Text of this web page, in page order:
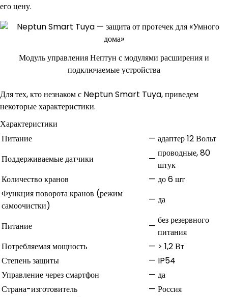
его цену.
Модуль управления Нептун с модулями расширения и
подключаемые устройства
Для тех, кто незнаком с Neptun Smart Tuya, приведем
некоторые характеристики.
Характеристики
Питание
— адаптер 12 Вольт
Поддерживаемые датчики
—
проводные, 80
штук
Количество кранов
— до 6 шт
Функция поворота кранов (режим
самоочистки)
— да
Питание —
без резервного
питания
Потребляемая мощность
— > 1,2 Вт
Степень защиты
— IP54
Управление через смартфон
— да
Страна-изготовитель
— Россия